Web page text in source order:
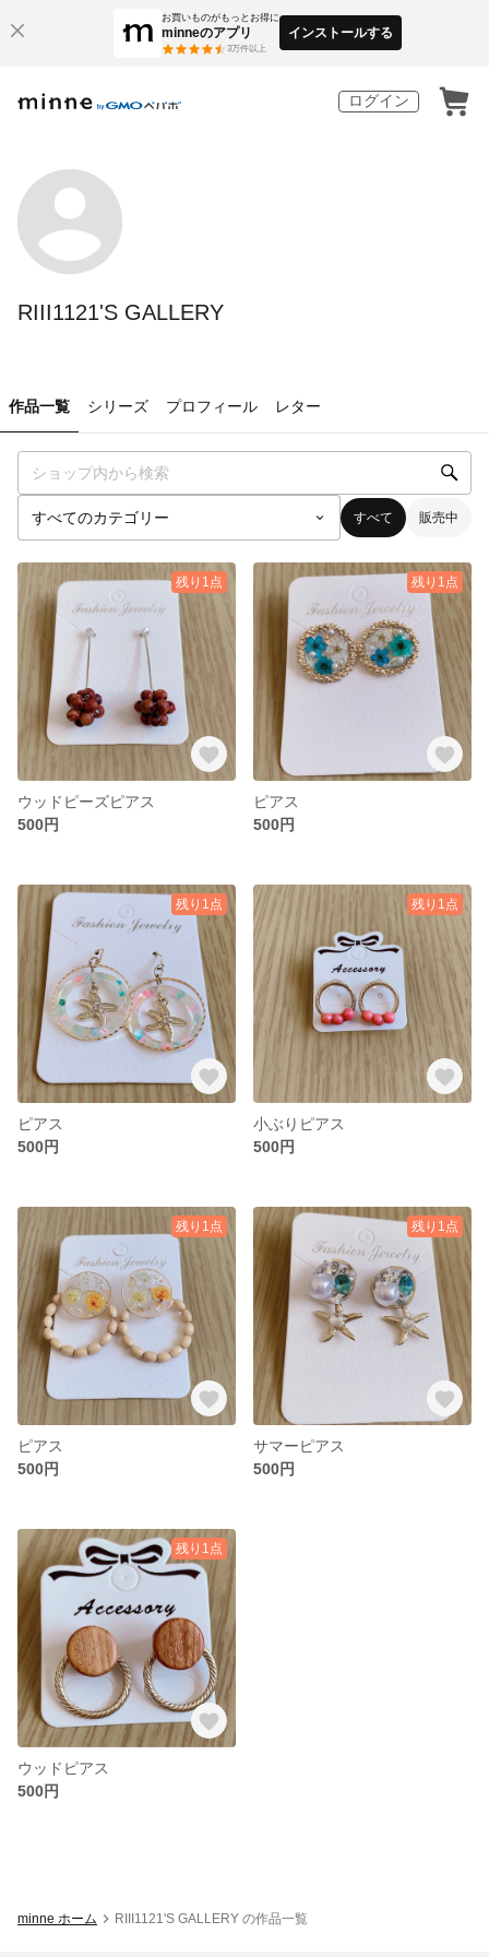
お買いものがもっとお得に
minneのアプリ
3万件以上
インストールする
ログイン
RIII1121'S GALLERY
作品一覧 シリーズ プロフィール レター
すべて 販売中
残り1点
ウッドピーズピアス
500円
残り1点
ピアス
500円
残り1点
ピアス
500円
残り1点
小ぶりピアス
500円
残り1点
ピアス
500円
残り1点
サマーピアス
500円
残り1点
ウッドピアス
500円
minne ホーム RIII1121'S GALLERY の作品一覧